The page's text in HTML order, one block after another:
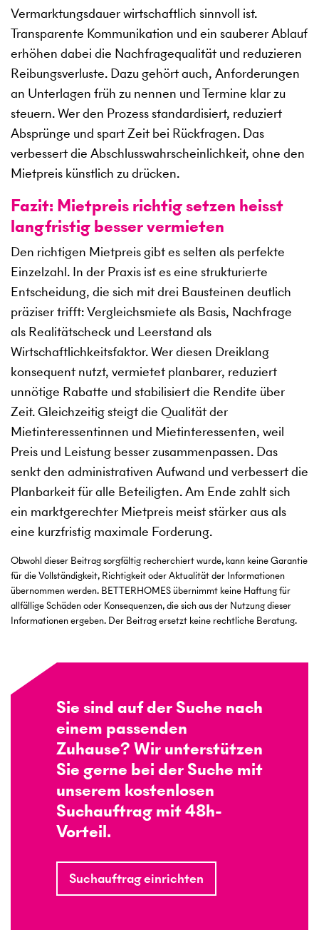
Vermarktungsdauer wirtschaftlich sinnvoll ist.
Transparente Kommunikation und ein sauberer Ablauf
erhöhen dabei die Nachfragequalität und reduzieren
Reibungsverluste. Dazu gehört auch, Anforderungen
an Unterlagen früh zu nennen und Termine klar zu
steuern. Wer den Prozess standardisiert, reduziert
Absprünge und spart Zeit bei Rückfragen. Das
verbessert die Abschlusswahrscheinlichkeit, ohne den
Mietpreis künstlich zu drücken.
Fazit: Mietpreis richtig setzen heisst
langfristig besser vermieten
Den richtigen Mietpreis gibt es selten als perfekte
Einzelzahl. In der Praxis ist es eine strukturierte
Entscheidung, die sich mit drei Bausteinen deutlich
präziser trifft: Vergleichsmiete als Basis, Nachfrage
als Realitätscheck und Leerstand als
Wirtschaftlichkeitsfaktor. Wer diesen Dreiklang
konsequent nutzt, vermietet planbarer, reduziert
unnötige Rabatte und stabilisiert die Rendite über
Zeit. Gleichzeitig steigt die Qualität der
Mietinteressentinnen und Mietinteressenten, weil
Preis und Leistung besser zusammenpassen. Das
senkt den administrativen Aufwand und verbessert die
Planbarkeit für alle Beteiligten. Am Ende zahlt sich
ein marktgerechter Mietpreis meist stärker aus als
eine kurzfristig maximale Forderung.
Obwohl dieser Beitrag sorgfältig recherchiert wurde, kann keine Garantie
für die Vollständigkeit, Richtigkeit oder Aktualität der Informationen
übernommen werden. BETTERHOMES übernimmt keine Haftung für
allfällige Schäden oder Konsequenzen, die sich aus der Nutzung dieser
Informationen ergeben. Der Beitrag ersetzt keine rechtliche Beratung.
Sie sind auf der Suche nach
einem passenden
Zuhause? Wir unterstützen
Sie gerne bei der Suche mit
unserem kostenlosen
Suchauftrag mit 48h-
Vorteil.
Suchauftrag einrichten